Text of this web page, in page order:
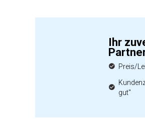
Ihr
Preis/
gut"